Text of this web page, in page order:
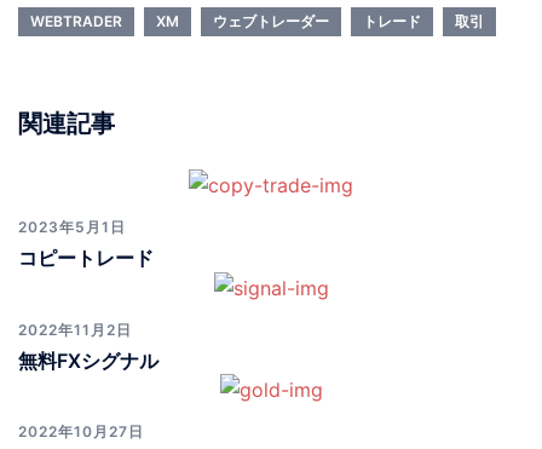
WEBTRADER XM ウェブトレーダー トレード 取引
関連記事
2023年5月1日
コピートレード
2022年11月2日
無料FXシグナル
2022年10月27日